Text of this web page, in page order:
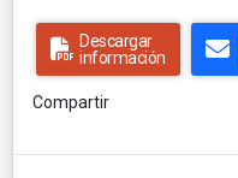
Descargar
información
Compartir